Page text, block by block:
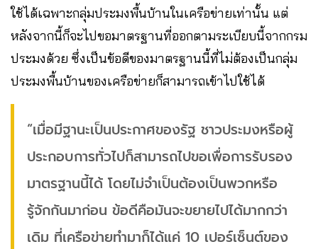
ใช้ได้เฉพาะกลุ่มประมงพื้นบ้านในเครือข่ายเท่านั้น แต่
หลังจากนี้ก็จะไปขอมาตรฐานที่ออกตามระเบียบนี้จากกรม
ประมงด้วย ซึ่งเป็นข้อดีของมาตรฐานนี้ที่ไม่ต้องเป็นกลุ่ม
ประมงพื้นบ้านของเครือข่ายก็สามารถเข้าไปใช้ได้
“เมื่อมีฐานะเป็นประกาศของรัฐ ชาวประมงหรือผู้
ประกอบการทั่วไปก็สามารถไปขอเพื่อการรับรอง
มาตรฐานนี้ได้ โดยไม่จำเป็นต้องเป็นพวกหรือ
รู้จักกันมาก่อน ข้อดีคือมันจะขยายไปได้มากกว่า
เดิม ที่เครือข่ายทำมาก็ได้แค่ 10 เปอร์เซ็นต์ของ